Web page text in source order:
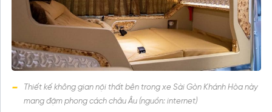
Thiết kế không gian nội thất bên trong xe Sài Gòn Khánh Hòa này
mang đậm phong cách châu Âu (nguồn: internet)